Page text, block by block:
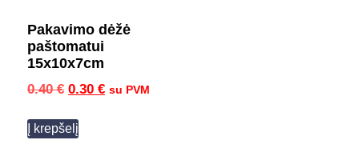
Pakavimo dėžė
paštomatui
15x10x7cm
0.40€ 0.30 € su PVM
Į krepšelį